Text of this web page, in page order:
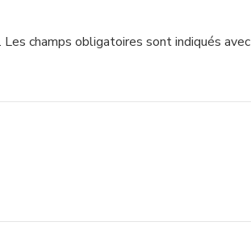
Les champs obligatoires sont indiqués avec